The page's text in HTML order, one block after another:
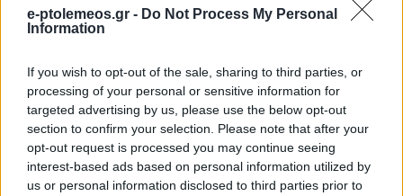
e-ptolemeos.gr - Do Not Process My Personal
Information
If you wish to opt-out of the sale, sharing to third parties, or
processing of your personal or sensitive information for
targeted advertising by us, please use the below opt-out
section to confirm your selection. Please note that after your
opt-out request is processed you may continue seeing
interest-based ads based on personal information utilized by
us or personal information disclosed to third parties prior to
Ετοιμάζουν πρωτότυπη
σύγχρονη jazz στο Κτήμα
Κυρ-Γιάννη, μέσα στους
αμπελώνες
10 Σεπτεμβρίου 2024, 8:05 μμ
σε "Κοινωνία"